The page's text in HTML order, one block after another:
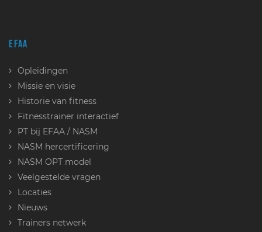
EFAA
Opleidingen
Missie en visie
Historie van fitness
Fitnesstrainer interactief
PT bij EFAA / NASM
NASM hercertificering
NASM OPT model
Veelgestelde vragen
Locaties
Nieuws
Trainers netwerk